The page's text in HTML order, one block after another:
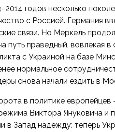
годов несколько
с Россией. Германия
связи. Но Меркель
путь праведный, вовлекая
с Украиной на базе
нормальное
снова начали ездить в
в политике
Виктора Януковича и
в Запад надежду: теперь